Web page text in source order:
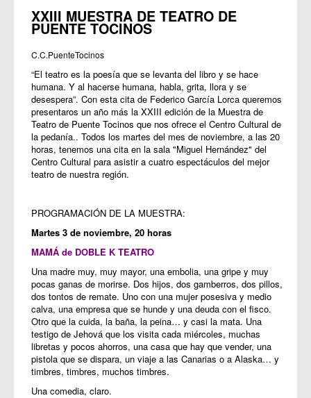
XXIII MUESTRA DE TEATRO DE
PUENTE TOCINOS
C.C.PuenteTocinos
“El teatro es la poesía que se levanta del libro y se hace
humana. Y al hacerse humana, habla, grita, llora y se
desespera”. Con esta cita de Federico García Lorca queremos
presentaros un año más la XXIII edición de la Muestra de
Teatro de Puente Tocinos que nos ofrece el Centro Cultural de
la pedanía.. Todos los martes del mes de noviembre, a las 20
horas, tenemos una cita en la sala "Miguel Hernández" del
Centro Cultural para asistir a cuatro espectáculos del mejor
teatro de nuestra región.
PROGRAMACIÓN DE LA MUESTRA:
Martes 3 de noviembre, 20 horas
MAMÁ de DOBLE K TEATRO
Una madre muy, muy mayor, una embolia, una gripe y muy
pocas ganas de morirse. Dos hijos, dos gamberros, dos pillos,
dos tontos de remate. Uno con una mujer posesiva y medio
calva, una empresa que se hunde y una deuda con el fisco.
Otro que la cuida, la baña, la peina… y casi la mata. Una
testigo de Jehová que los visita cada miércoles, muchas
libretas y pocos ahorros, una casa que hay que vender, una
pistola que se dispara, un viaje a las Canarias o a Alaska… y
timbres, timbres, muchos timbres.
Una comedia, claro.